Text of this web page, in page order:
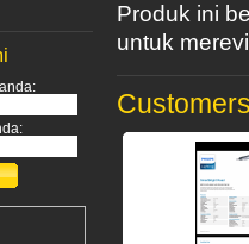
Produk ini
untuk